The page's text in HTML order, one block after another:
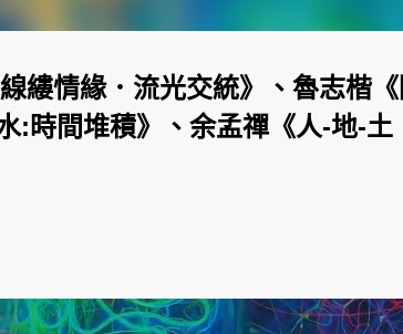
縷情緣．流光交統》、魯志楷
時間堆積》、余孟禪《人-地-土